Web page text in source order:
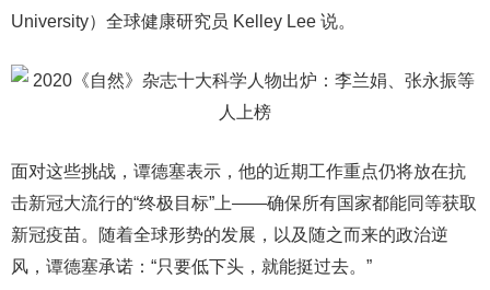
University）全球健康研究员 Kelley Lee 说。
面对这些挑战，谭德塞表示，他的近期工作重点仍将放在抗
击新冠大流行的“终极目标”上——确保所有国家都能同等获取
新冠疫苗。随着全球形势的发展，以及随之而来的政治逆
风，谭德塞承诺：“只要低下头，就能挺过去。”